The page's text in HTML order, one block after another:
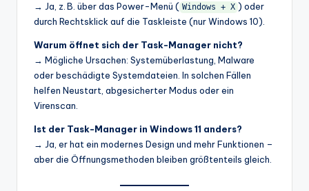
→ Ja, z. B. über das Power-Menü ( Windows + X ) oder
durch Rechtsklick auf die Taskleiste (nur Windows 10).
Warum öffnet sich der Task-Manager nicht?
→ Mögliche Ursachen: Systemüberlastung, Malware
oder beschädigte Systemdateien. In solchen Fällen
helfen Neustart, abgesicherter Modus oder ein
Virenscan.
Ist der Task-Manager in Windows 11 anders?
→ Ja, er hat ein modernes Design und mehr Funktionen –
aber die Öffnungsmethoden bleiben größtenteils gleich.